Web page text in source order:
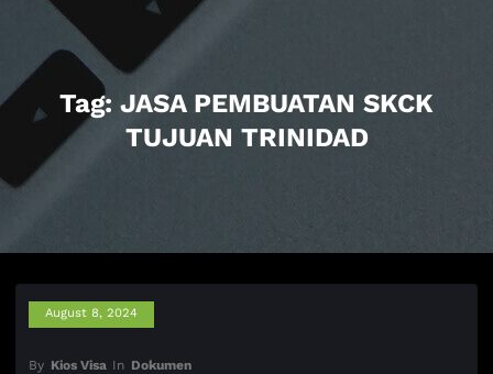
Tag: JASA PEMBUATAN SKCK
TUJUAN TRINIDAD
August 8, 2024
By Kios Visa In Dokumen